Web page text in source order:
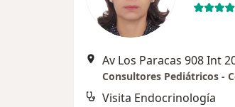
Visita Endocrinología